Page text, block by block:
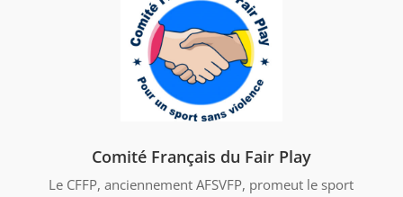
Comité Français du Fair Play
Le CFFP, anciennement AFSVFP, promeut le sport